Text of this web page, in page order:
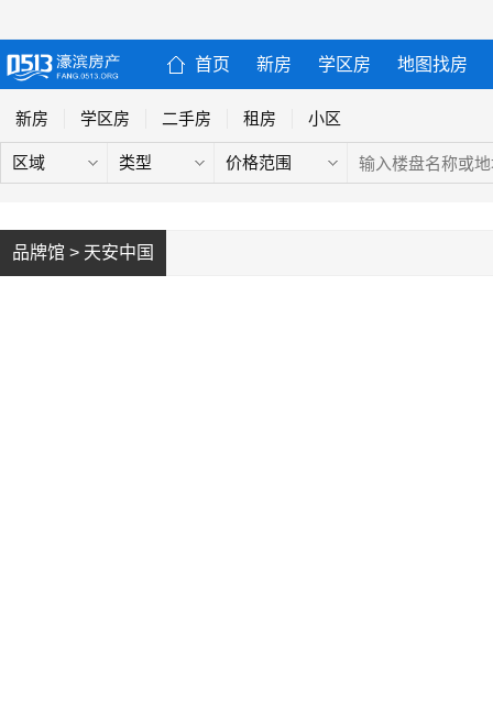
首页 新房 学区房 地图找房
新房 学区房 二手房 租房 小区
区域 类型 价格范围
品牌馆 > 天安中国